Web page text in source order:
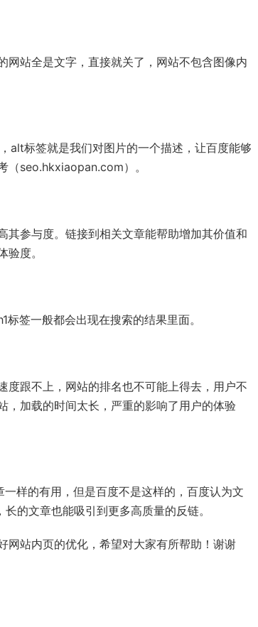
站全是文字，直接就关了，网站不包含图像内
标签就是我们对图片的一个描述，让百度能够
（seo.hkxiaopan.com）。
参与度。链接到相关文章能帮助增加其价值和
度。
签一般都会出现在搜索的结果里面。
跟不上，网站的排名也不可能上得去，用户不
，加载的时间太长，严重的影响了用户的体验
样的有用，但是百度不是这样的，百度认为文
的文章也能吸引到更多高质量的反链。
站内页的优化，希望对大家有所帮助！谢谢